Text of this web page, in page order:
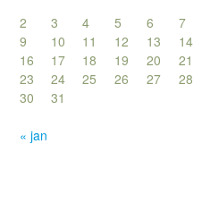
2
3 4 5 6 7
9
10 11 12 13 14
16
17 18 19 20 21
23
24 25 26 27 28
30
31
« jan